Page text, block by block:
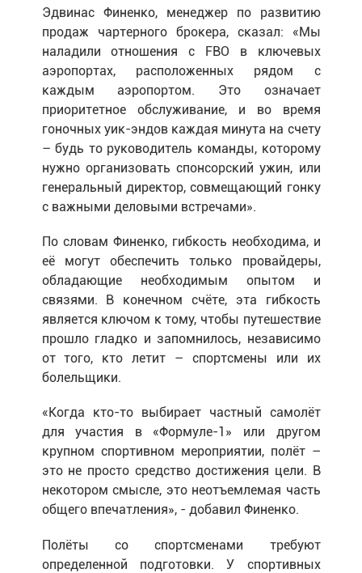
Эдвинас Финенко, менеджер по развитию
продаж чартерного брокера, сказал: «Мы
наладили отношения с FBO в ключевых
аэропортах, расположенных рядом с
каждым аэропортом. Это означает
приоритетное обслуживание, и во время
гоночных уик-эндов каждая минута на счету
– будь то руководитель команды, которому
нужно организовать спонсорский ужин, или
генеральный директор, совмещающий гонку
с важными деловыми встречами».
По словам Финенко, гибкость необходима, и
её могут обеспечить только провайдеры,
обладающие необходимым опытом и
связями. В конечном счёте, эта гибкость
является ключом к тому, чтобы путешествие
прошло гладко и запомнилось, независимо
от того, кто летит – спортсмены или их
болельщики.
«Когда кто-то выбирает частный самолёт
для участия в «Формуле-1» или другом
крупном спортивном мероприятии, полёт –
это не просто средство достижения цели. В
некотором смысле, это неотъемлемая часть
общего впечатления», - добавил Финенко.
Полёты со спортсменами требуют
определенной подготовки. У спортивных